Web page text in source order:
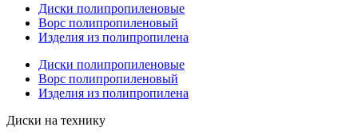
Диски полипропиленовые
Ворс полипропиленовый
Изделия из полипропилена
Диски полипропиленовые
Ворс полипропиленовый
Изделия из полипропилена
Диски на технику